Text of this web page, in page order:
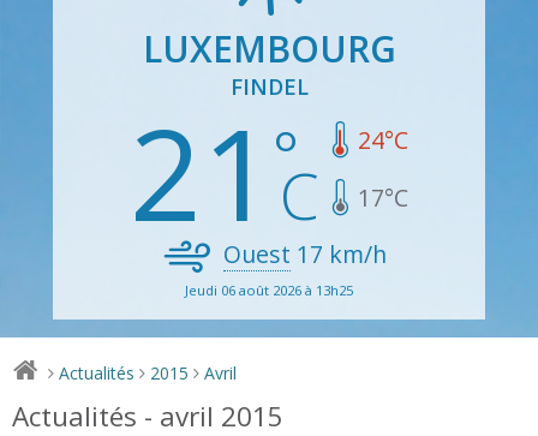
LUXEMBOURG
FINDEL
21 24°C
17°C
Ouest 17 km/h
Jeudi 06 août 2026 à 13h25
> Actualités > 2015 > Avril
Actualités - avril 2015